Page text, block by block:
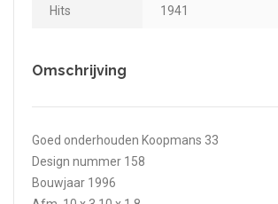
Hits 1941
Omschrijving
Goed onderhouden Koopmans 33
Design nummer 158
Bouwjaar 1996